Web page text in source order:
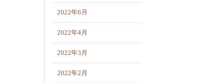
2022年6月
2022年4月
2022年3月
2022年2月